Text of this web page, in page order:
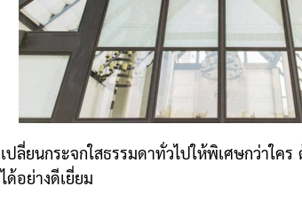
เปลี่ยนกระจกใสธรรมดาทั่วไปให้พิเศษกว่าใคร
ได้อย่างดีเยี่ยม